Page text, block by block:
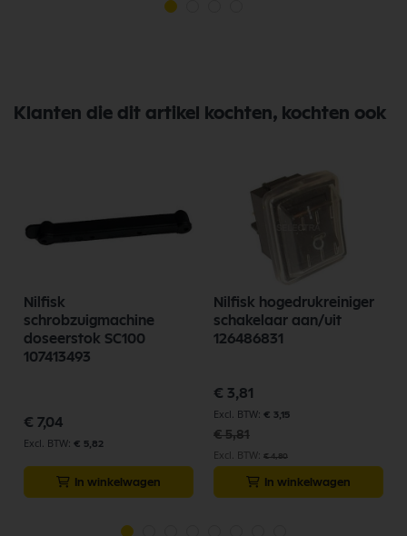
Klanten die dit artikel kochten, kochten ook
Nilfisk
schrobzuigmachine
doseerstok SC100
107413493
€ 7,04
€ 5,82
In winkelwagen
Nilfisk hogedrukreiniger
schakelaar aan/uit
126486831
Speciale
prijs
€ 3,81
€ 3,15
€ 5,81
€ 4,80
In winkelwagen